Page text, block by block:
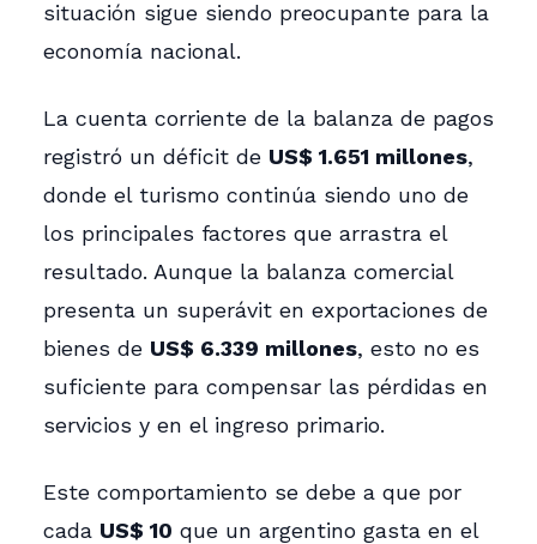
situación sigue siendo preocupante para la
economía nacional.
La cuenta corriente de la balanza de pagos
registró un déficit de US$ 1.651 millones,
donde el turismo continúa siendo uno de
los principales factores que arrastra el
resultado. Aunque la balanza comercial
presenta un superávit en exportaciones de
bienes de US$ 6.339 millones, esto no es
suficiente para compensar las pérdidas en
servicios y en el ingreso primario.
Este comportamiento se debe a que por
cada US$ 10 que un argentino gasta en el